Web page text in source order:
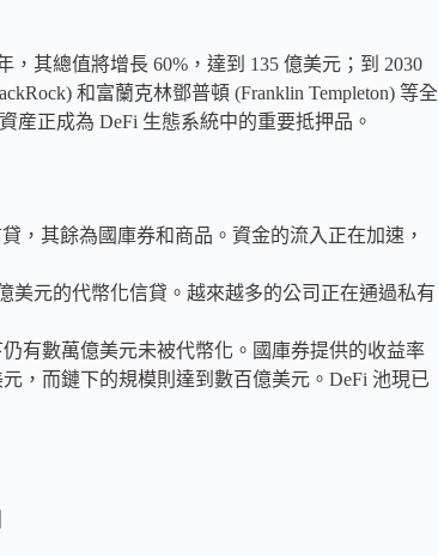
其總值將增長 60%，達到 135 億美元；到 2030
和富蘭克林鄧普頓 (Franklin Templeton) 等全
産正成為 DeFi 生態系統中的重要抵押品。
，其餘為國庫券和商品。資金的流入正在加速，
美元的代幣化信貸。越來越多的公司正在通過私有
有數萬億美元未被代幣化。國庫券提供的收益率
，而鏈下的規模則達到數百億美元。DeFi 池現已